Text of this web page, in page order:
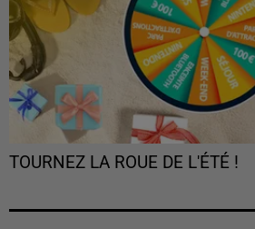
TOURNEZ LA ROUE DE L'ÉTÉ !